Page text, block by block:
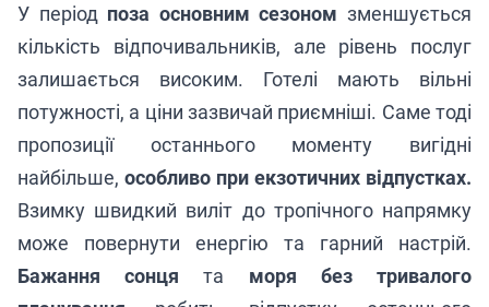
У період поза основним сезоном зменшується
кількість відпочивальників, але рівень послуг
залишається високим. Готелі мають вільні
потужності, а ціни зазвичай приємніші. Саме тоді
пропозиції останнього моменту вигідні
найбільше, особливо при екзотичних відпустках.
Взимку швидкий виліт до тропічного напрямку
може повернути енергію та гарний настрій.
Бажання сонця та моря без тривалого